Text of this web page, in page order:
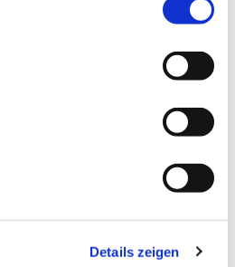
Details zeigen